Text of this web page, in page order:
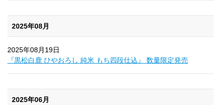
2025年08月
2025年08月19日
『黒松白鹿 ひやおろし 純米 もち四段仕込』 数量限定発売
2025年06月